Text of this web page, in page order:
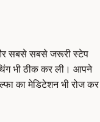
सबसे सबसे जरूरी स्टेप
भी ठीक कर ली। आपने
का मेडिटेशन भी रोज कर